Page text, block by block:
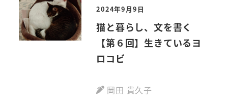
2024年9月9日
猫と暮らし、文を書く
【第６回】生きているヨ
ロコビ
岡田 貴久子